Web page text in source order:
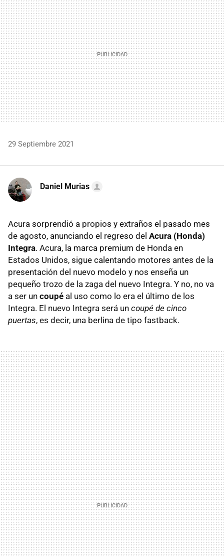
29 Septiembre 2021
Daniel Murias
Acura sorprendió a propios y extraños el pasado mes
de agosto, anunciando el regreso del Acura (Honda)
Integra. Acura, la marca premium de Honda en
Estados Unidos, sigue calentando motores antes de la
presentación del nuevo modelo y nos enseña un
pequeño trozo de la zaga del nuevo Integra. Y no, no va
a ser un coupé al uso como lo era el último de los
Integra. El nuevo Integra será un coupé de cinco
puertas, es decir, una berlina de tipo fastback.